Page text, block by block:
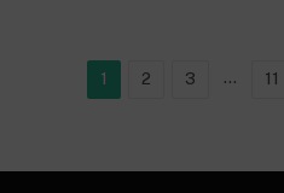
1 2 3 … 11